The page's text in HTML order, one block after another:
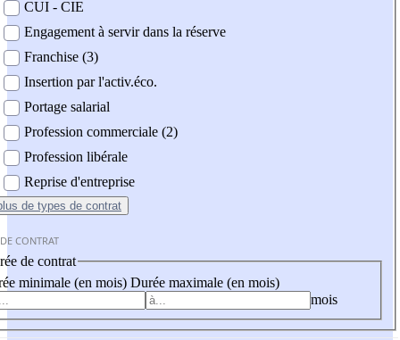
CUI - CIE
Engagement à servir dans la réserve
Franchise (3)
Insertion par l'activ.éco.
Portage salarial
Profession commerciale (2)
Profession libérale
Reprise d'entreprise
de types de contrat
CONTRAT
de contrat
minimale (en mois) Durée maximale (en mois)
mois